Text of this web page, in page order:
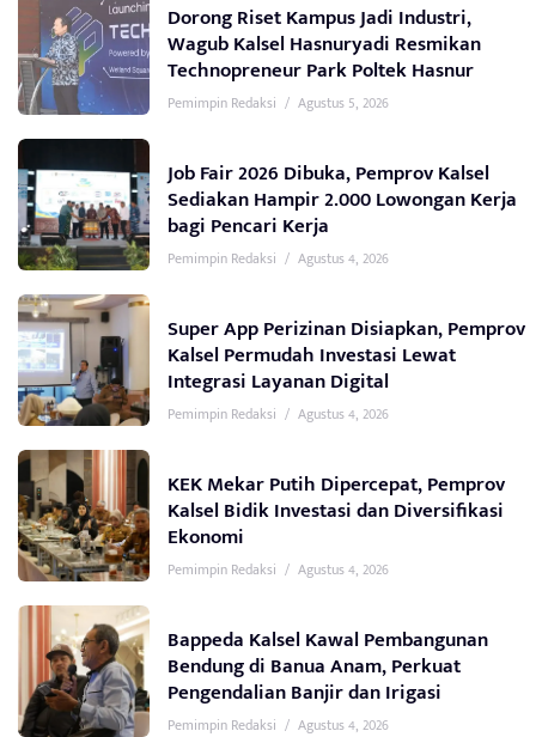
Dorong Riset Kampus Jadi Industri,
Wagub Kalsel Hasnuryadi Resmikan
Technopreneur Park Poltek Hasnur
Pemimpin Redaksi / Agustus 5, 2026
Job Fair 2026 Dibuka, Pemprov Kalsel
Sediakan Hampir 2.000 Lowongan Kerja
bagi Pencari Kerja
Pemimpin Redaksi / Agustus 4, 2026
Super App Perizinan Disiapkan, Pemprov
Kalsel Permudah Investasi Lewat
Integrasi Layanan Digital
Pemimpin Redaksi / Agustus 4, 2026
KEK Mekar Putih Dipercepat, Pemprov
Kalsel Bidik Investasi dan Diversifikasi
Ekonomi
Pemimpin Redaksi / Agustus 4, 2026
Bappeda Kalsel Kawal Pembangunan
Bendung di Banua Anam, Perkuat
Pengendalian Banjir dan Irigasi
Pemimpin Redaksi / Agustus 4, 2026